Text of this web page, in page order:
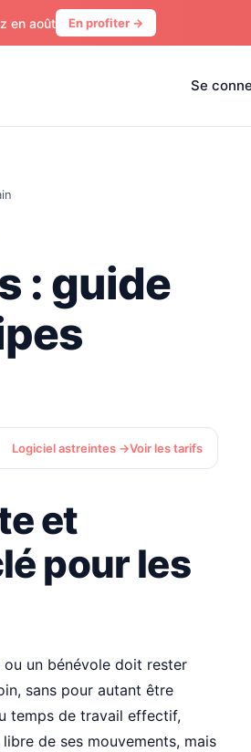
en août En profiter →
Se
: guide
Logiciel astreintes →Voir les tarifs
et
pour les
un bénévole doit rester
sans pour autant être
temps de travail effectif,
de ses mouvements, mais